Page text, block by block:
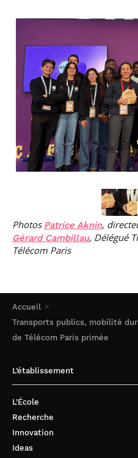
Accueil
Transports publics, mobilité
de Télécom Paris primée
Photos Patrice Aknin,
Gérard Cambillau, Délégué
Télécom Paris
L’établissement
L’École
Recherche
Innovation
Ideas